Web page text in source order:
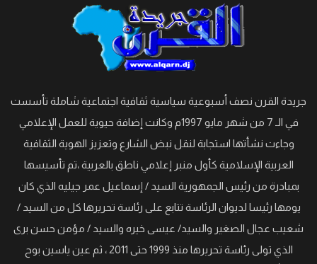
جريدة القرن نصف أسبوعية سياسية ثقافية اجتماعية شاملة تأسست
في الـ 7 من شهر مايو 1997م وكانت إضافة حيوية للعمل الإعلامي
وجاءت نشأتها استجابة لنقل نبض الشارع وتعزيز الهوية الثقافية
العربية الإسلامية كأول منبر إعلامي ناطق بالعربية ،تم تأسيسها
بمبادرة من رئيس الجمهورية السيد / إسماعيل عمر جيليه الذي كان
يومها رئيسا لديوان الرئاسة تتابع على رئاسة تحريرها كل من السيد /
شعيب عجال الصغير والسيد/ عيسى خيره والسيد / مؤمن حسن برى
الذي تولى رئاسة تحريرها منذ 1999 حتى 2011 ، ثم عين ياسين بوح